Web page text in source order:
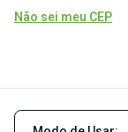
Não sei meu CEP
Navegar pelas